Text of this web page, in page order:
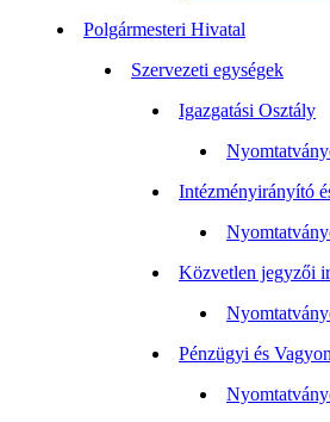
Polgármesteri Hivatal
Szervezeti egységek
Igazgatási Osztály
Intézményirányító
Közvetlen jegyzői
Pénzügyi és